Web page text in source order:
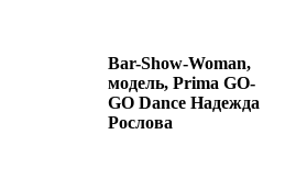
Bar-Show-Woman,
модель, Prima GO-
GO Dance Надежда
Рослова